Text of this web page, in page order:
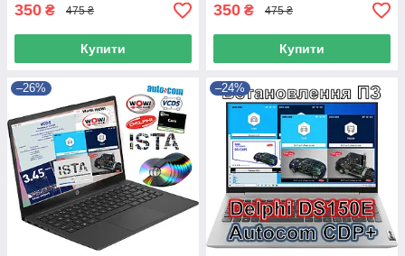
350 ₴ 475 ₴
Купити
350 ₴ 475 ₴
Купити
–26% –24%